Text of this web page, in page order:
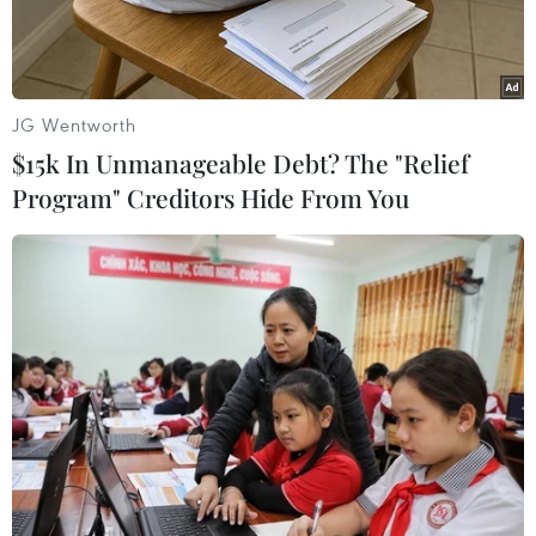
với Đồi A1) với tổng mức đầu tư hơn 100 tỷ đồng,
thực hiện trong thời gian 9 tháng.
Du khách tham quan Di tích Đồi A1. (Ảnh: Xuân Tư/TTXVN)
Ngày 13/3, tại Đồi F (di tích thành phần của Di
JG Wentworth
$15k In Unmanageable Debt? The "Relief
Program" Creditors Hide From You